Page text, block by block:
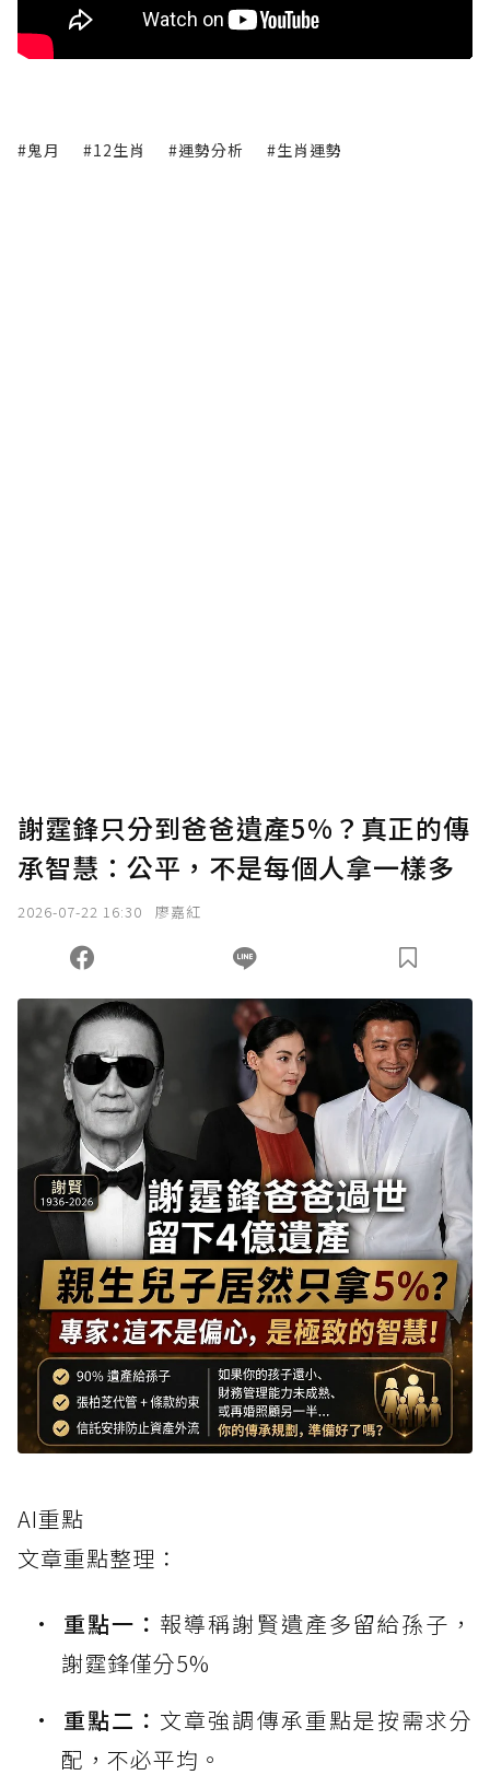
#鬼月 #12生肖 #運勢分析 #生肖運勢
謝霆鋒只分到爸爸遺產5%？真正的傳
承智慧：公平，不是每個人拿一樣多
2026-07-22 16:30 廖嘉紅
AI重點
文章重點整理：
重點一： 報導稱謝賢遺產多留給孫子，
謝霆鋒僅分5%
重點二： 文章強調傳承重點是按需求分
配，不必平均。